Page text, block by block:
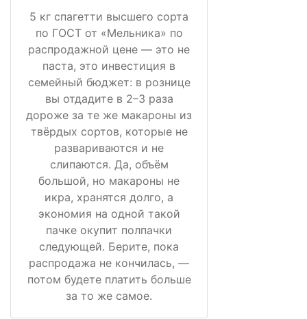
5 кг спагетти высшего сорта
по ГОСТ от «Мельника» по
распродажной цене — это не
паста, это инвестиция в
семейный бюджет: в рознице
вы отдадите в 2–3 раза
дороже за те же макароны из
твёрдых сортов, которые не
развариваются и не
слипаются. Да, объём
большой, но макароны не
икра, хранятся долго, а
экономия на одной такой
пачке окупит полпачки
следующей. Берите, пока
распродажа не кончилась, —
потом будете платить больше
за то же самое.